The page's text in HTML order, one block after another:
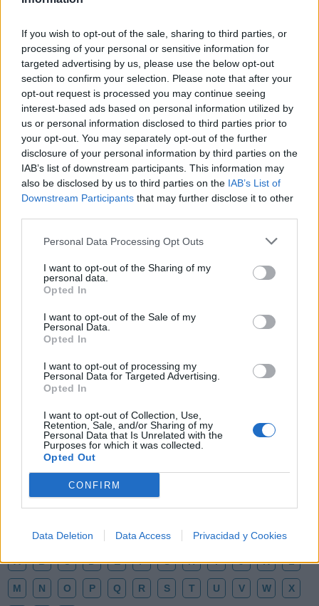
If you wish to opt-out of the sale, sharing to third parties, or
processing of your personal or sensitive information for
targeted advertising by us, please use the below opt-out
section to confirm your selection. Please note that after your
opt-out request is processed you may continue seeing
interest-based ads based on personal information utilized by
us or personal information disclosed to third parties prior to
your opt-out. You may separately opt-out of the further
disclosure of your personal information by third parties on the
IAB’s list of downstream participants. This information may
also be disclosed by us to third parties on the IAB’s List of
Downstream Participants that may further disclose it to other
Personal Data Processing Opt Outs
I want to opt-out of the Sharing of my
personal data.
Opted In
I want to opt-out of the Sale of my
Personal Data.
Opted In
I want to opt-out of processing my
Personal Data for Targeted Advertising.
Opted In
I want to opt-out of Collection, Use,
Retention, Sale, and/or Sharing of my
Personal Data that Is Unrelated with the
Purposes for which it was collected.
Opted Out
CONFIRM
Data Deletion Data Access Privacidad y Cookies
Ver perfil
@musicapuntocom Ver perfil
Añadir un comentario ...
Psicodelia y Space Rock 🎸✨
🌌🚀 Viaje intergaláctico: la mejor selección de
psicodelia, space rock y atmósferas cósmicas para
tus noches de astronomía. 🪐🎸 Desconecta, mira
al firmamento y siente la gravedad cero. 💾 ¡Guarda
esta colección para tu próxima noche estrellada!
Letras Top Artistas Playlists
A B C D E F G H I J K L
M N O P Q R S T U V W X